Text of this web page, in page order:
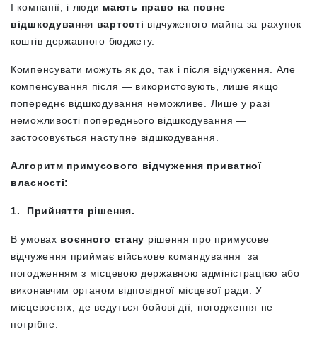
І компанії, і люди мають право на повне
відшкодування вартості відчуженого майна за рахунок
коштів державного бюджету.
Компенсувати можуть як до, так і після відчуження. Але
компенсування після — використовують, лише якщо
попереднє відшкодування неможливе. Лише у разі
неможливості попереднього відшкодування —
застосовується наступне відшкодування.
Алгоритм примусового відчуження приватної
власності:
1. Прийняття рішення.
В умовах воєнного стану рішення про примусове
відчуження приймає військове командування за
погодженням з місцевою державною адміністрацією або
виконавчим органом відповідної місцевої ради. У
місцевостях, де ведуться бойові дії, погодження не
потрібне.